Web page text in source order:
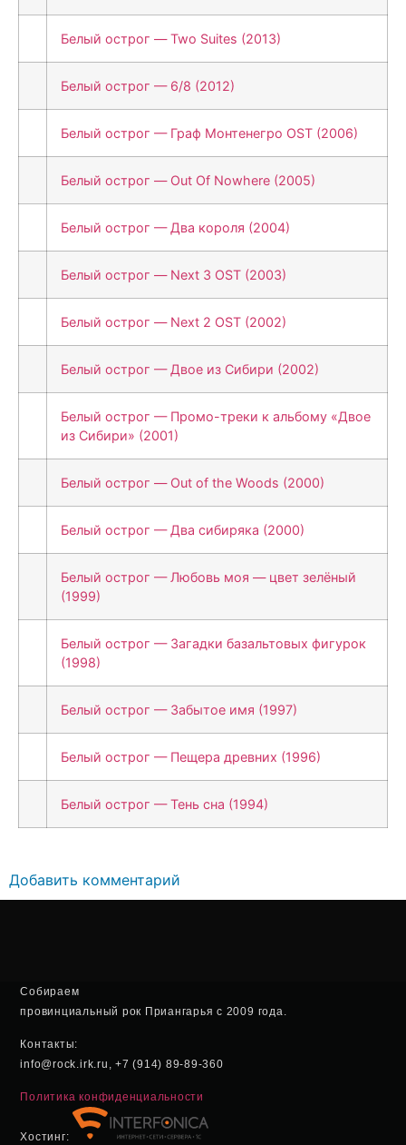
Белый острог — Two Suites (2013)
Белый острог — 6/8 (2012)
Белый острог — Граф Монтенегро OST (2006)
Белый острог — Out Of Nowhere (2005)
Белый острог — Два короля (2004)
Белый острог — Next 3 OST (2003)
Белый острог — Next 2 OST (2002)
Белый острог — Двое из Сибири (2002)
Белый острог — Промо-треки к альбому «Двое
из Сибири» (2001)
Белый острог — Out of the Woods (2000)
Белый острог — Два сибиряка (2000)
Белый острог — Любовь моя — цвет зелёный
(1999)
Белый острог — Загадки базальтовых фигурок
(1998)
Белый острог — Забытое имя (1997)
Белый острог — Пещера древних (1996)
Белый острог — Тень сна (1994)
Добавить комментарий
Собираем
провинциальный рок Приангарья с 2009 года.
Контакты:
info@rock.irk.ru, +7 (914) 89-89-360
Политика конфиденциальности
Хостинг: